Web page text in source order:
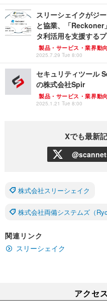
スリーシェイクがジ
と協業、「Reckoner
タ利活用を支援する
製品・サービス・業界動向
2025.7.29 Tue 8:00
セキュリティツール
の株式会社Spir
製品・サービス・業界動向
2025.1.21 Tue 8:00
Xでも最新
株式会社スリーシェイク
株式会社両備システムズ（
関連リンク
スリーシェイク
アクセ